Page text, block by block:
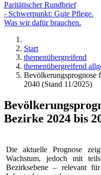
Paritätischer Rundbrief
- Schwerpunkt: Gute Pflege.
Was wir dafür brauchen.
Start
themenübergreifend
themenübergreifend
Bevölkerungsprognose
2040 (Stand 11/2025)
Bezirke 2024 bis
Die aktuelle Prognose
Wachstum, jedoch mit
Bezirksebene – relevant